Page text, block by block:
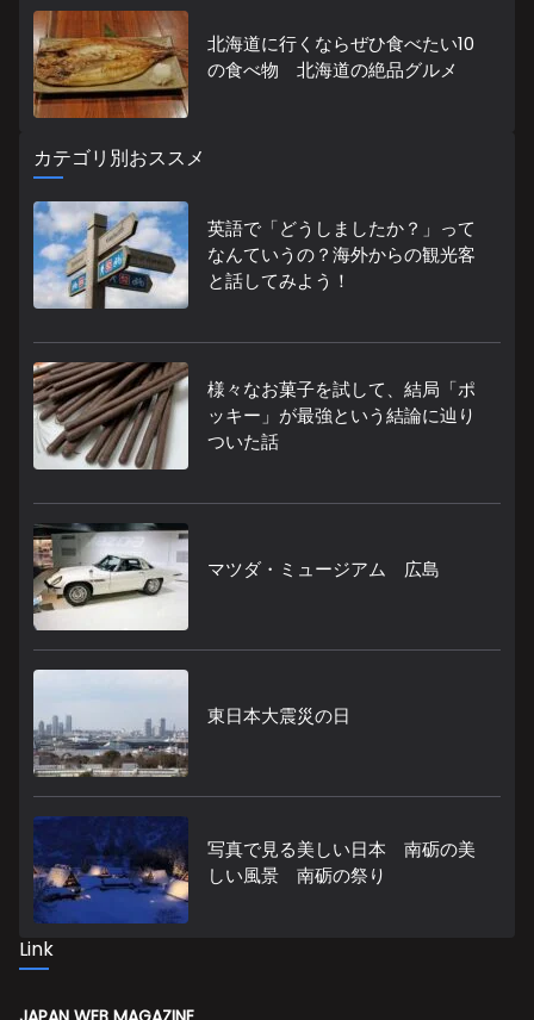
北海道に行くならぜひ食べたい10
の食べ物 北海道の絶品グルメ
カテゴリ別おススメ
英語で「どうしましたか？」って
なんていうの？海外からの観光客
と話してみよう！
様々なお菓子を試して、結局「ポ
ッキー」が最強という結論に辿り
ついた話
マツダ・ミュージアム 広島
東日本大震災の日
写真で見る美しい日本 南砺の美
しい風景 南砺の祭り
Link